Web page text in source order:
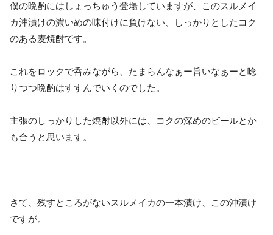
僕の晩酌にはしょっちゅう登場していますが、このスルメイ
カ沖漬けの濃いめの味付けに負けない、しっかりとしたコク
のある麦焼酎です。
これをロックで呑みながら、たまらんなぁー旨いなぁーと唸
りつつ晩酌はすすんでいくのでした。
主張のしっかりした焼酎以外には、コクの深めのビールとか
も合うと思います。
さて、残すところがないスルメイカの一本漬け、この沖漬け
ですが。